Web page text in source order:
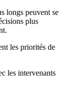
longs peuvent se
plus
les priorités de
les intervenants